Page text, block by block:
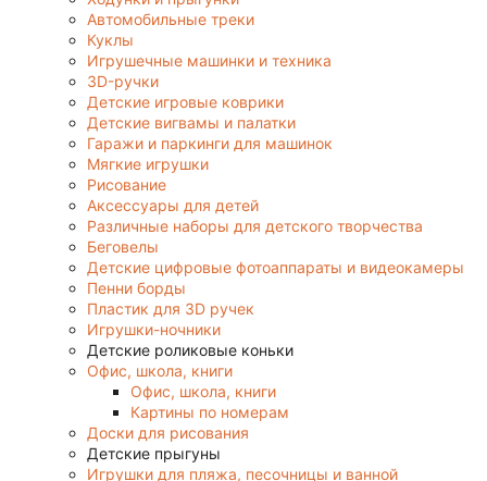
Автомобильные треки
Куклы
Игрушечные машинки и техника
3D-ручки
Детские игровые коврики
Детские вигвамы и палатки
Гаражи и паркинги для машинок
Мягкие игрушки
Рисование
Аксессуары для детей
Различные наборы для детского творчества
Беговелы
Детские цифровые фотоаппараты и видеокамеры
Пенни борды
Пластик для 3D ручек
Игрушки-ночники
Детские роликовые коньки
Офис, школа, книги
Офис, школа, книги
Картины по номерам
Доски для рисования
Детские прыгуны
Игрушки для пляжа, песочницы и ванной